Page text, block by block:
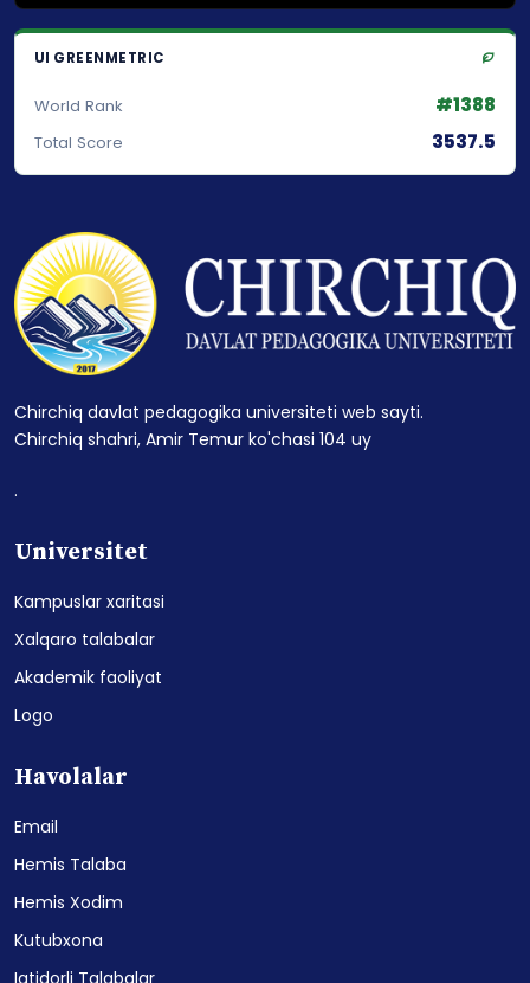
UI GREENMETRIC
World Rank #1388
Total Score 3537.5
Chirchiq davlat pedagogika universiteti web sayti.
Chirchiq shahri, Amir Temur ko'chasi 104 uy
.
Universitet
Kampuslar xaritasi
Xalqaro talabalar
Akademik faoliyat
Logo
Havolalar
Email
Hemis Talaba
Hemis Xodim
Kutubxona
Iqtidorli Talabalar